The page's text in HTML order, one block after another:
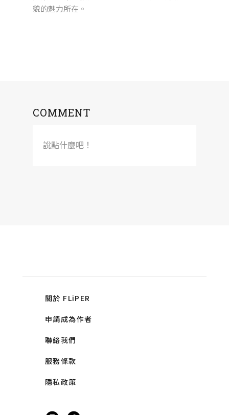
貌的魅力所在。
COMMENT
說點什麼吧！
關於 FLiPER
申請成為作者
聯絡我們
服務條款
隱私政策